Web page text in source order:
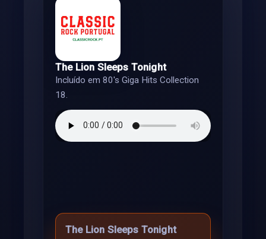
The Lion Sleeps Tonight
Incluído em 80's Giga Hits Collection
18.
The Lion Sleeps Tonight